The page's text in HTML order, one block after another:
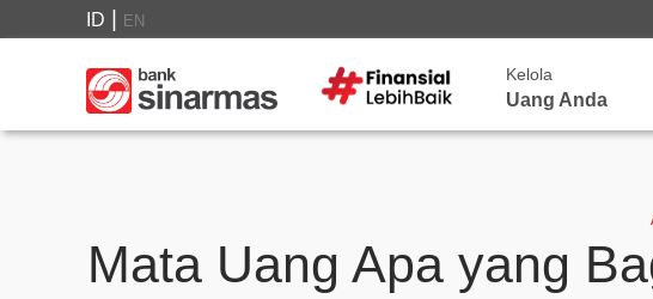
ID EN
Kelola
Uang Anda
Mata Uang Apa yang